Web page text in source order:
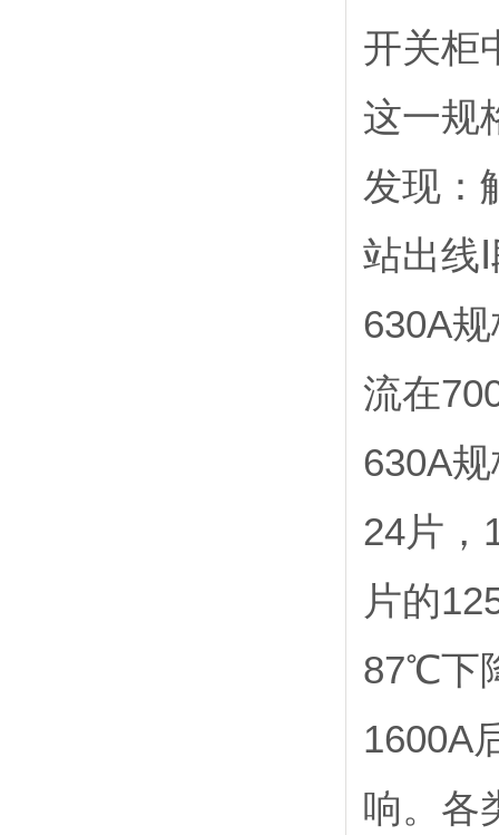
开关柜
这一规
发现：
站出线
630A
流在
630A
24片，
片的
87℃下
1600A
响。各